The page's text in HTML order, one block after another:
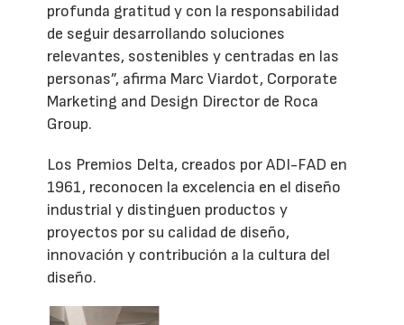
profunda gratitud y con la responsabilidad
de seguir desarrollando soluciones
relevantes, sostenibles y centradas en las
personas”, afirma Marc Viardot, Corporate
Marketing and Design Director de Roca
Group.
Los Premios Delta, creados por ADI-FAD en
1961, reconocen la excelencia en el diseño
industrial y distinguen productos y
proyectos por su calidad de diseño,
innovación y contribución a la cultura del
diseño.